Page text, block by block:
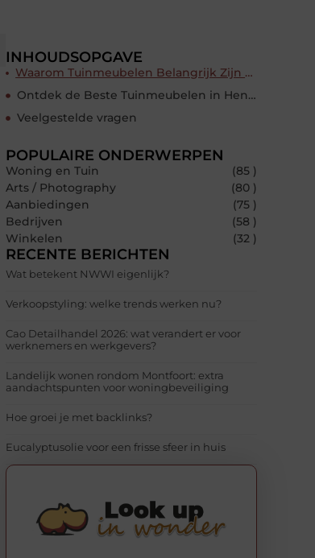
INHOUDSOPGAVE
Waarom Tuinmeubelen Belangrijk Zijn voor Je Buitenruimte
Ontdek de Beste Tuinmeubelen in Hengelo
Veelgestelde vragen
POPULAIRE ONDERWERPEN
Woning en Tuin
(85 )
Arts / Photography
(80 )
Aanbiedingen
(75 )
Bedrijven
(58 )
Winkelen
(32 )
RECENTE BERICHTEN
Wat betekent NWWI eigenlijk?
Verkoopstyling: welke trends werken nu?
Cao Detailhandel 2026: wat verandert er voor
werknemers en werkgevers?
Landelijk wonen rondom Montfoort: extra
aandachtspunten voor woningbeveiliging
Hoe groei je met backlinks?
Eucalyptusolie voor een frisse sfeer in huis